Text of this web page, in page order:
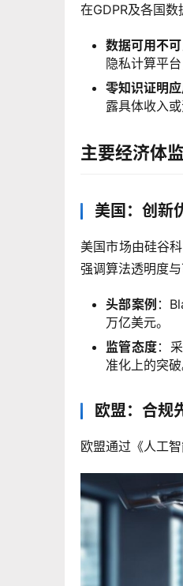
在GDPR及各国
数据可用不
隐私计算平
零知识证明
露具体收入
主要经济体
美国：创新
美国市场由硅谷
强调算法透明度与
头部案例 ：
万亿美元。
监管态度：
准化上的突破
欧盟：合规
欧盟通过《人工